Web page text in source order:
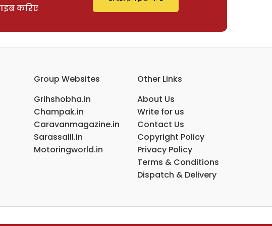
करिए
Group Websites
Grihshobha.in
Champak.in
Caravanmagazine.in
Sarassalil.in
Motoringworld.in
Other Links
About Us
Write for us
Contact Us
Copyright Policy
Privacy Policy
Terms & Conditions
Dispatch & Delivery